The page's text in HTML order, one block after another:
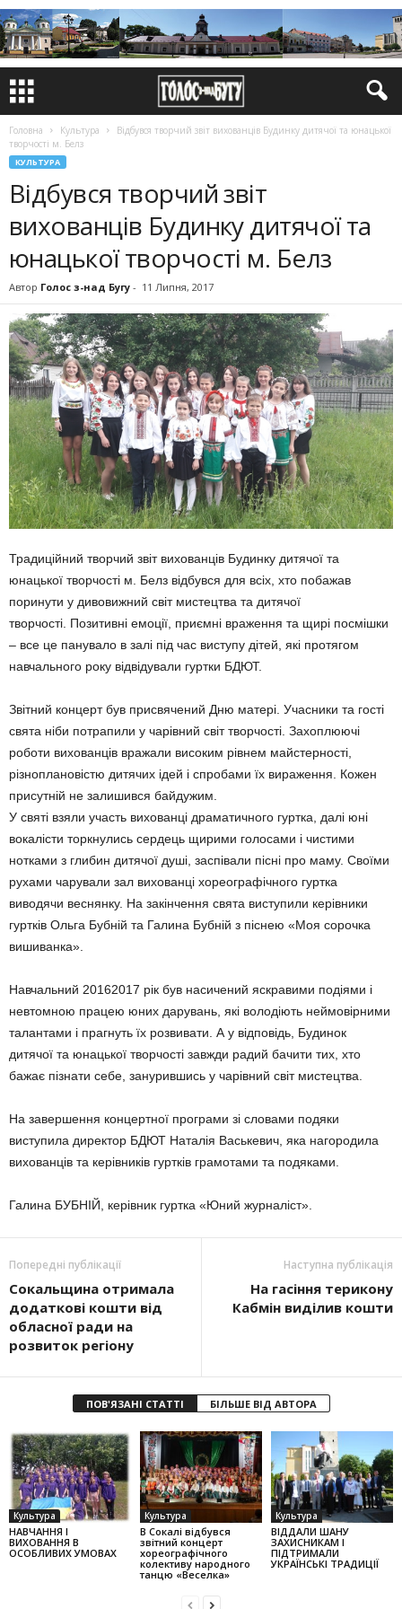
Головна Культура
Відбувся творчий звіт вихованців Будинку дитячої та юнацької
творчості м. Белз
КУЛЬТУРА
Відбувся творчий звіт
вихованців Будинку дитячої та
юнацької творчості м. Белз
Автор Голос з-над Бугу - 11 Липня, 2017
Традиційний творчий звіт вихованців Будинку дитячої та
юнацької творчості м. Белз відбувся для всіх, хто побажав
поринути у дивовижний світ мистецтва та дитячої
творчості. Позитивні емоції, приємні враження та щирі посмішки
– все це панувало в залі під час виступу дітей, які протягом
навчального року відвідували гуртки БДЮТ.
Звітний концерт був присвячений Дню матері. Учасники та гості
свята ніби потрапили у чарівний світ творчості. Захоплюючі
роботи вихованців вражали високим рівнем майстерності,
різноплановістю дитячих ідей і спробами їх вираження. Кожен
присутній не залишився байдужим.
У святі взяли участь вихованці драматичного гуртка, далі юні
вокалісти торкнулись сердець щирими голосами і чистими
нотками з глибин дитячої душі, заспівали пісні про маму. Своїми
рухами чарували зал вихованці хореографічного гуртка
виводячи веснянку. На закінчення свята виступили керівники
гуртків Ольга Бубній та Галина Бубній з піснею «Моя сорочка
вишиванка».
Навчальний 20162017 рік був насичений яскравими подіями і
невтомною працею юних дарувань, які володіють неймовірними
талантами і прагнуть їх розвивати. А у відповідь, Будинок
дитячої та юнацької творчості завжди радий бачити тих, хто
бажає пізнати себе, занурившись у чарівний світ мистецтва.
На завершення концертної програми зі словами подяки
виступила директор БДЮТ Наталія Васькевич, яка нагородила
вихованців та керівників гуртків грамотами та подяками.
Галина БУБНІЙ, керівник гуртка «Юний журналіст».
Попередні публікації
Сокальщина отримала
додаткові кошти від
обласної ради на
розвиток регіону
Наступна публікація
На гасіння терикону
Кабмін виділив кошти
ПОВ'ЯЗАНІ СТАТТІ БІЛЬШЕ ВІД АВТОРА
Культура
НАВЧАННЯ І
ВИХОВАННЯ В
ОСОБЛИВИХ УМОВАХ
Культура
В Сокалі відбувся
звітний концерт
хореографічного
колек­тиву народного
танцю «Веселка»
Культура
ВІДДАЛИ ШАНУ
ЗАХИСНИКАМ І
ПІДТРИМАЛИ
УКРАЇНСЬКІ ТРАДИЦІЇ